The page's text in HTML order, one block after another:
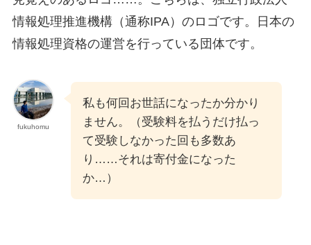
情報処理推進機構（通称IPA）のロゴです。日本の
情報処理資格の運営を行っている団体です。
fukuhomu
私も何回お世話になったか分かり
ません。（受験料を払うだけ払っ
て受験しなかった回も多数あ
り……それは寄付金になった
か…）